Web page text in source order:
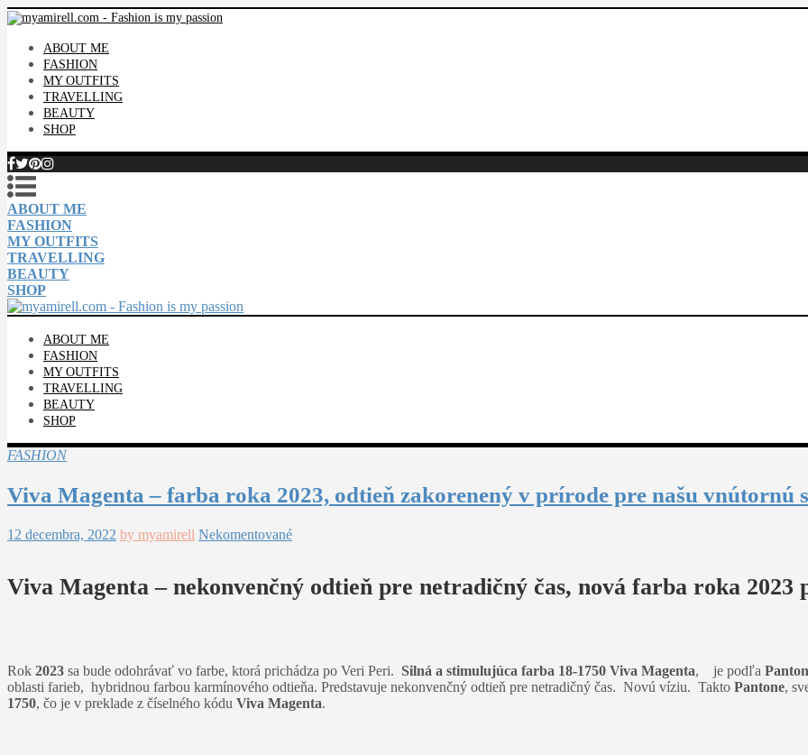
ABOUT ME
FASHION
MY OUTFITS
TRAVELLING
BEAUTY
SHOP
ABOUT ME
FASHION
MY OUTFITS
TRAVELLING
BEAUTY
SHOP
ABOUT ME
FASHION
MY OUTFITS
TRAVELLING
BEAUTY
SHOP
FASHION
Viva Magenta – farba roka 2023, odtieň zakorenený v prírode pre našu vnútornú
12 decembra, 2022 by myamirell Nekomentované
Viva Magenta – nekonvenčný odtieň pre netradičný čas, nová farba roka
Rok 2023 sa bude odohrávať vo farbe, ktorá prichádza po Veri Peri. Silná a stimulujúca farba 18-1750 Viva Magenta, je podľa
oblasti farieb, hybridnou farbou karmínového odtieňa. Predstavuje nekonvenčný odtieň pre netradičný čas. Novú víziu. Takto Pantone,
1750, čo je v preklade z číselného kódu Viva Magenta.